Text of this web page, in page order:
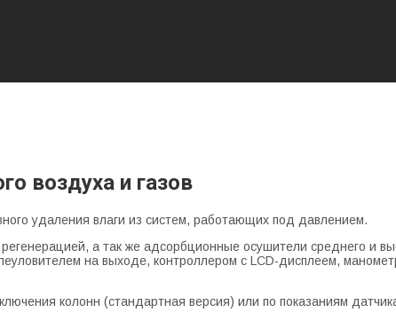
воздуха и газов
удаления влаги из систем, работающих под давлением.
а так же адсорбционные осушители среднего и
на выходе, контроллером с LCD-дисплеем,
колонн (стандартная версия) или по показаниям